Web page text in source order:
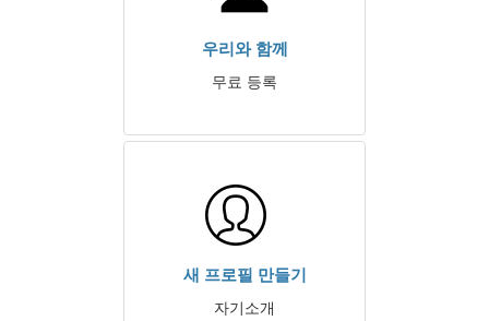
우리와 함께
무료 등록
새 프로필 만들기
자기소개